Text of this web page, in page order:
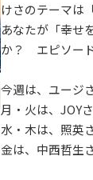
けさのテーマは
あなたが「幸せ
か？ エピソー
今週は、ユージ
月・火は、JOY
水・木は、照英
金は、中西哲生